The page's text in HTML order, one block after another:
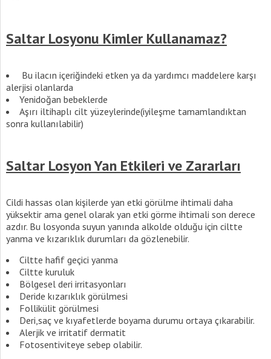
Saltar Losyonu Kimler Kullanamaz?
Bu ilacın içeriğindeki etken ya da yardımcı maddelere karşı
alerjisi olanlarda
Yenidoğan bebeklerde
Aşırı iltihaplı cilt yüzeylerinde(iyileşme tamamlandıktan
sonra kullanılabilir)
Saltar Losyon Yan Etkileri ve Zararları
Cildi hassas olan kişilerde yan etki görülme ihtimali daha
yüksektir ama genel olarak yan etki görme ihtimali son derece
azdır. Bu losyonda suyun yanında alkolde olduğu için ciltte
yanma ve kızarıklık durumları da gözlenebilir.
Ciltte hafif geçici yanma
Ciltte kuruluk
Bölgesel deri irritasyonları
Deride kızarıklık görülmesi
Follikülit görülmesi
Deri,saç ve kıyafetlerde boyama durumu ortaya çıkarabilir.
Alerjik ve irritatif dermatit
Fotosentiviteye sebep olabilir.